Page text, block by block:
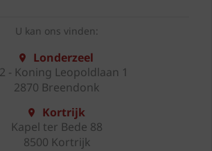
U kan ons vinden:
Londerzeel
- Koning Leopoldlaan 1
2870 Breendonk
Kortrijk
Kapel ter Bede 88
8500 Kortrijk